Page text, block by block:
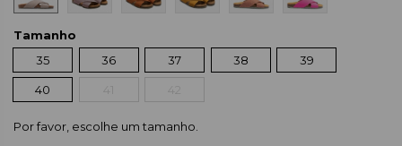
Tamanho
35
36 37 38 39
40
Por favor, escolhe um tamanho.